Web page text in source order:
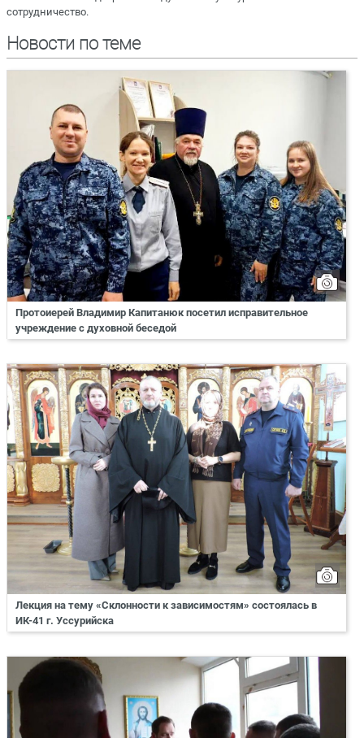
сотрудничество.
Новости по теме
Протоиерей Владимир Капитанюк посетил исправительное
учреждение с духовной беседой
Лекция на тему «Склонности к зависимостям» состоялась в
ИК-41 г. Уссурийска